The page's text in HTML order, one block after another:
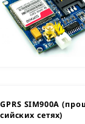
SIM900A
сетях)